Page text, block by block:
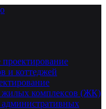
и коттеджей
жилых комплексов (ЖК)